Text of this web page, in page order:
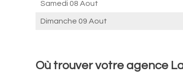
Samedi 08 Aout
Dimanche 09 Aout
Où trouver votre agence